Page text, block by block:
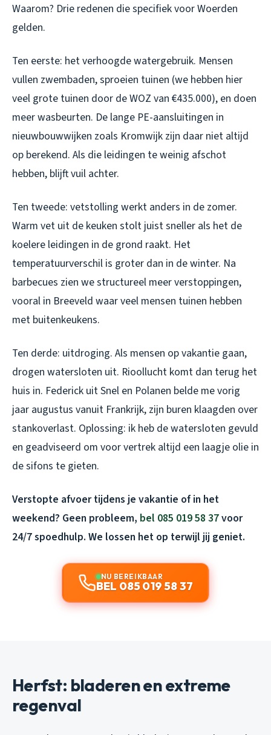
Waarom? Drie redenen die specifiek voor Woerden
gelden.
Ten eerste: het verhoogde watergebruik. Mensen
vullen zwembaden, sproeien tuinen (we hebben hier
veel grote tuinen door de WOZ van €435.000), en doen
meer wasbeurten. De lange PE-aansluitingen in
nieuwbouwwijken zoals Kromwijk zijn daar niet altijd
op berekend. Als die leidingen te weinig afschot
hebben, blijft vuil achter.
Ten tweede: vetstolling werkt anders in de zomer.
Warm vet uit de keuken stolt juist sneller als het de
koelere leidingen in de grond raakt. Het
temperatuurverschil is groter dan in de winter. Na
barbecues zien we structureel meer verstoppingen,
vooral in Breeveld waar veel mensen tuinen hebben
met buitenkeukens.
Ten derde: uitdroging. Als mensen op vakantie gaan,
drogen watersloten uit. Rioollucht komt dan terug het
huis in. Federick uit Snel en Polanen belde me vorig
jaar augustus vanuit Frankrijk, zijn buren klaagden over
stankoverlast. Oplossing: ik heb de watersloten gevuld
en geadviseerd om voor vertrek altijd een laagje olie in
de sifons te gieten.
Verstopte afvoer tijdens je vakantie of in het
weekend? Geen probleem, bel 085 019 58 37voor
24/7 spoedhulp. We lossen het op terwijl jij geniet.
NU BEREIKBAAR
BEL 085 019 58 37
Herfst: bladeren en extreme
regenval